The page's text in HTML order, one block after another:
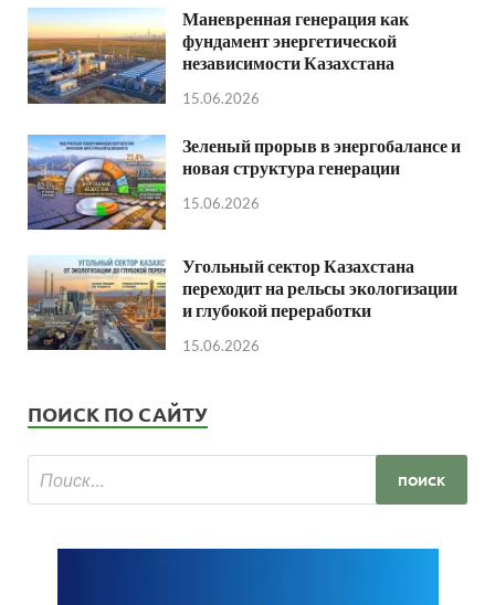
Маневренная генерация как
фундамент энергетической
независимости Казахстана
15.06.2026
Зеленый прорыв в энергобалансе и
новая структура генерации
15.06.2026
Угольный сектор Казахстана
переходит на рельсы экологизации
и глубокой переработки
15.06.2026
ПОИСК ПО САЙТУ